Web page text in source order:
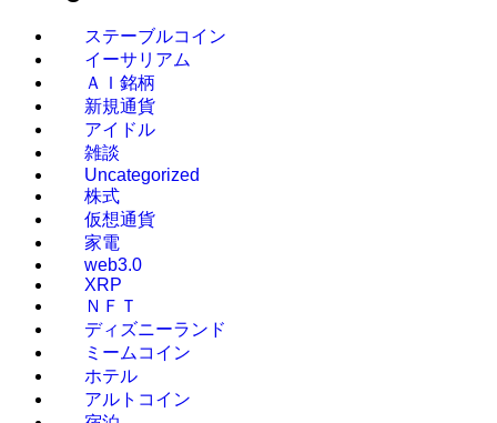
ステーブルコイン
イーサリアム
ＡＩ銘柄
新規通貨
アイドル
雑談
Uncategorized
株式
仮想通貨
家電
web3.0
XRP
ＮＦＴ
ディズニーランド
ミームコイン
ホテル
アルトコイン